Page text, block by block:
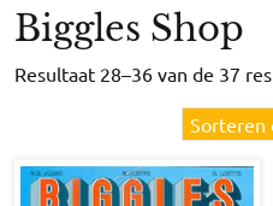
Biggles Shop
Resultaat 28–36 van de 37